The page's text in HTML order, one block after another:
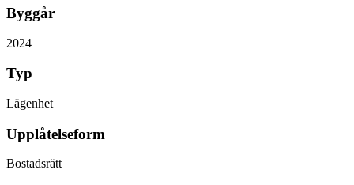
Byggår
2024
Typ
Lägenhet
Upplåtelseform
Bostadsrätt